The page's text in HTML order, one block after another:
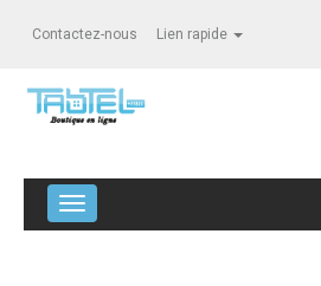
Contactez-nous Lien rapide
Navigation bascule